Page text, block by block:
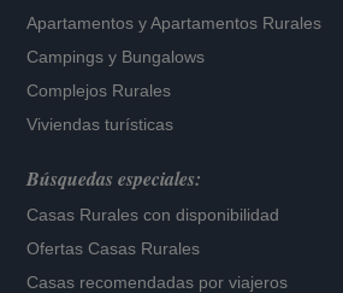
Apartamentos yApartamentos Rurales
Campings y Bungalows
Complejos Rurales
Viviendas turísticas
Búsquedas especiales:
Casas Rurales con disponibilidad
Ofertas Casas Rurales
Casas recomendadas por viajeros